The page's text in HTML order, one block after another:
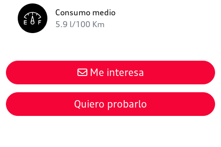
Consumo medio
5.9 l/100 Km
Me interesa
Quiero probarlo